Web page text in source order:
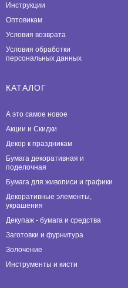
Инструкции
Оптовикам
Условия возврата
Условия обработки
персональных данных
КАТАЛОГ
А это самое новое
Акции и Скидки
Декор к праздникам
Бумага декоративная и
поделочная
Бумага для живописи и графики
Декоративные элементы,
украшения
Декупаж - бумага и средства
Заготовки и фурнитура
Золочение
Инструменты и кисти